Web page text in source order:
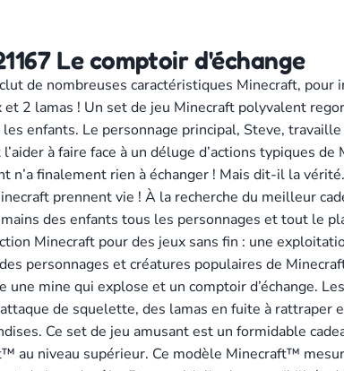
Le comptoir d'échange
de nombreuses caractéristiques Minecraft,
2 lamas ! Un set de jeu Minecraft polyvalent
enfants. Le personnage principal, Steve,
à faire face à un déluge d’actions typiques
finalement rien à échanger ! Mais dit-il la
prennent vie ! À la recherche du meilleur
des enfants tous les personnages et tout le
Minecraft pour des jeux sans fin : une
personnages et créatures populaires de
mine qui explose et un comptoir d’échange.
de squelette, des lamas en fuite à rattraper
Ce set de jeu amusant est un formidable
au niveau supérieur. Ce modèle Minecraft™